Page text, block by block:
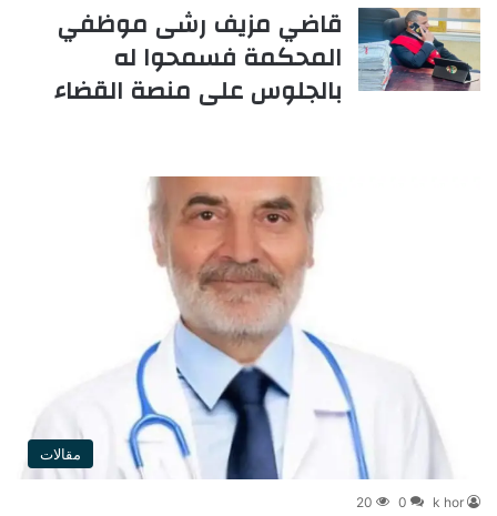
قاضي مزيف رشى موظفي
المحكمة فسمحوا له
بالجلوس على منصة القضاء
مقالات
k hor
0
20